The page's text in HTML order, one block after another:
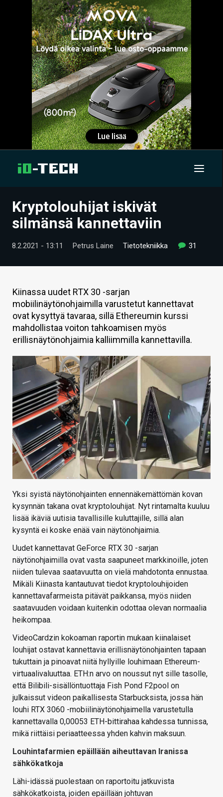
UUTISET
TIETOA
HINTA.FI
KAUPPA
VAIHDA TEEMA
HAKU
Kryptolouhijat iskivät
silmänsä kannettaviin
8.2.2021 - 13:11 Petrus Laine Tietotekniikka 31
Kiinassa uudet RTX 30 -sarjan
mobiilinäytönohjaimilla varustetut kannettavat
ovat kysyttyä tavaraa, sillä Ethereumin kurssi
mahdollistaa voiton tahkoamisen myös
erillisnäytönohjaimia kalliimmilla kannettavilla.
Yksi syistä näytönohjainten ennennäkemättömän kovan
kysynnän takana ovat kryptolouhijat. Nyt rintamalta kuuluu
lisää ikäviä uutisia tavallisille kuluttajille, sillä alan
kysyntä ei koske enää vain näytönohjaimia.
Uudet kannettavat GeForce RTX 30 -sarjan
näytönohjaimilla ovat vasta saapuneet markkinoille, joten
niiden tulevaa saatavuutta on vielä mahdotonta ennustaa.
Mikäli Kiinasta kantautuvat tiedot kryptolouhijoiden
kannettavafarmeista pitävät paikkansa, myös niiden
saatavuuden voidaan kuitenkin odottaa olevan normaalia
heikompaa.
VideoCardzin kokoaman raportin mukaan kiinalaiset
louhijat ostavat kannettavia erillisnäytönohjainten tapaan
tukuttain ja pinoavat niitä hyllyille louhimaan Ethereum-
virtuaalivaluuttaa. ETH:n arvo on noussut nyt sille tasolle,
että Bilibili-sisällöntuottaja Fish Pond F2pool on
julkaissut videon paikallisesta Starbucksista, jossa hän
louhi RTX 3060 -mobiilinäytönohjaimella varustetulla
kannettavalla 0,00053 ETH-bittirahaa kahdessa tunnissa,
mikä riittäisi periaatteessa yhden kahvin maksuun.
Louhintafarmien epäillään aiheuttavan Iranissa
sähkökatkoja
Lähi-idässä puolestaan on raportoitu jatkuvista
sähkökatkoista, joiden epäillään johtuvan